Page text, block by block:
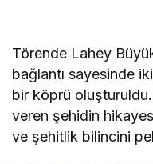
Törende Lahey
bağlantı sayesinde
bir köprü oluşturuldu.
veren şehidin
ve şehitlik bilincini